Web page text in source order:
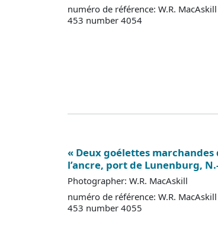
numéro de référence: W.R.
453 number 4054
« Deux goélettes marchandes
l’ancre, port de Lunenburg,
Photographer: W.R. MacAskill
numéro de référence: W.R.
453 number 4055